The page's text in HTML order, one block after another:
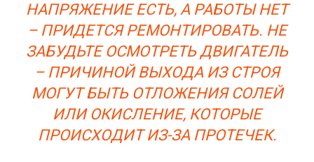
НАПРЯЖЕНИЕ ЕСТЬ, А РАБОТЫ НЕТ
– ПРИДЕТСЯ РЕМОНТИРОВАТЬ. НЕ
ЗАБУДЬТЕ ОСМОТРЕТЬ ДВИГАТЕЛЬ
– ПРИЧИНОЙ ВЫХОДА ИЗ СТРОЯ
МОГУТ БЫТЬ ОТЛОЖЕНИЯ СОЛЕЙ
ИЛИ ОКИСЛЕНИЕ, КОТОРЫЕ
ПРОИСХОДИТ ИЗ-ЗА ПРОТЕЧЕК.